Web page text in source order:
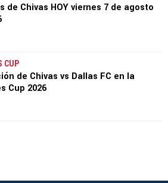
de Chivas HOY viernes 7 de agosto
CUP
de Chivas vs Dallas FC en la
Cup 2026